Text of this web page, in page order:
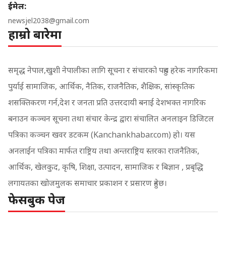
ईमेल:
newsjel2038@gmail.com
हाम्रो बारेमा
समृद्ध नेपाल,खुशी नेपालीका लागि सूचना र संचारको पहुच हरेक नागरिकमा
पुर्याई सामाजिक, आर्थिक, नैतिक, राजनैतिक, शैक्षिक, सांस्कृतिक
शसक्तिकरण गर्न,देश र जनता प्रति उत्तरदायी बनाई देशभक्त नागरिक
बनाउन कञ्चन सूचना तथा संचार केन्द्र द्वारा संचालित अनलाइन डिजिटल
पत्रिका कञ्चन खवर डटकम (Kanchankhabar.com) हो। यस
अनलाईन पत्रिका मार्फत राष्ट्रिय तथा अन्तराष्ट्रिय स्तरका राजनैतिक,
आर्थिक, खेलकुद, कृषि, शिक्षा, उत्पादन, सामाजिक र बिज्ञान , प्रबृद्धि
लगायतका खोजमुलक समाचार प्रकाशन र प्रसारण हुनेछ।
फेसबुक पेज